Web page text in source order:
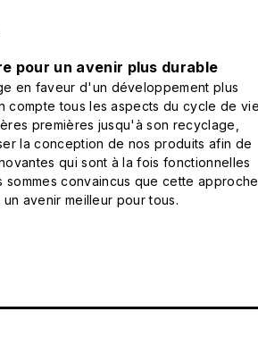
pour un avenir plus durable
en faveur d'un développement plus
compte tous les aspects du cycle de
premières jusqu'à son recyclage,
la conception de nos produits afin de
qui sont à la fois fonctionnelles
sommes convaincus que cette approche
avenir meilleur pour tous.